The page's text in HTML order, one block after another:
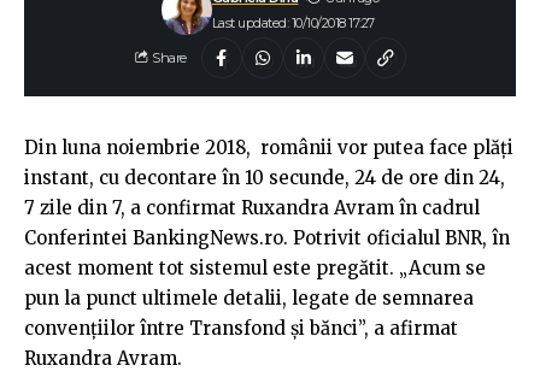
Last updated: 10/10/2018 17:27
Share
Din luna noiembrie 2018, românii vor putea face plăți
instant, cu decontare în 10 secunde, 24 de ore din 24,
7 zile din 7, a confirmat Ruxandra Avram în cadrul
Conferintei BankingNews.ro. Potrivit oficialul BNR, în
acest moment tot sistemul este pregătit. „Acum se
pun la punct ultimele detalii, legate de semnarea
convenţiilor între Transfond şi bănci”, a afirmat
Ruxandra Avram.